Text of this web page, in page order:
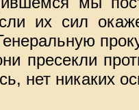
их сил
пресекли
нет никаких